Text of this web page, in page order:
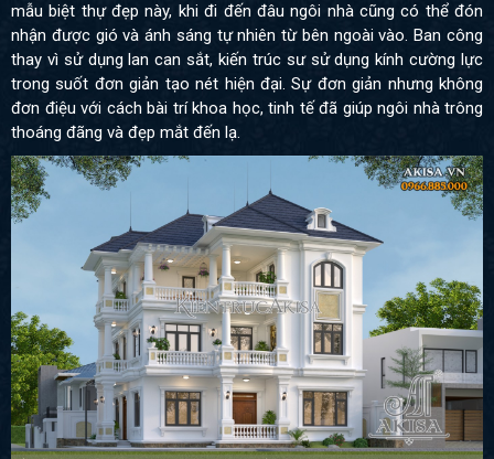
mẫu biệt thự đẹp này, khi đi đến đâu ngôi nhà cũng có thể đón
nhận được gió và ánh sáng tự nhiên từ bên ngoài vào. Ban công
thay vì sử dụng lan can sắt, kiến trúc sư sử dụng kính cường lực
trong suốt đơn giản tạo nét hiện đại. Sự đơn giản nhưng không
đơn điệu với cách bài trí khoa học, tinh tế đã giúp ngôi nhà trông
thoáng đãng và đẹp mắt đến lạ.